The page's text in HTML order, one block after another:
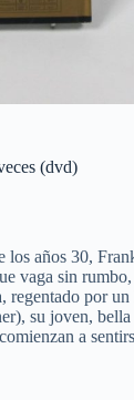
(dvd)
los años 30,
vaga sin rumbo,
regentado por
su joven,
a